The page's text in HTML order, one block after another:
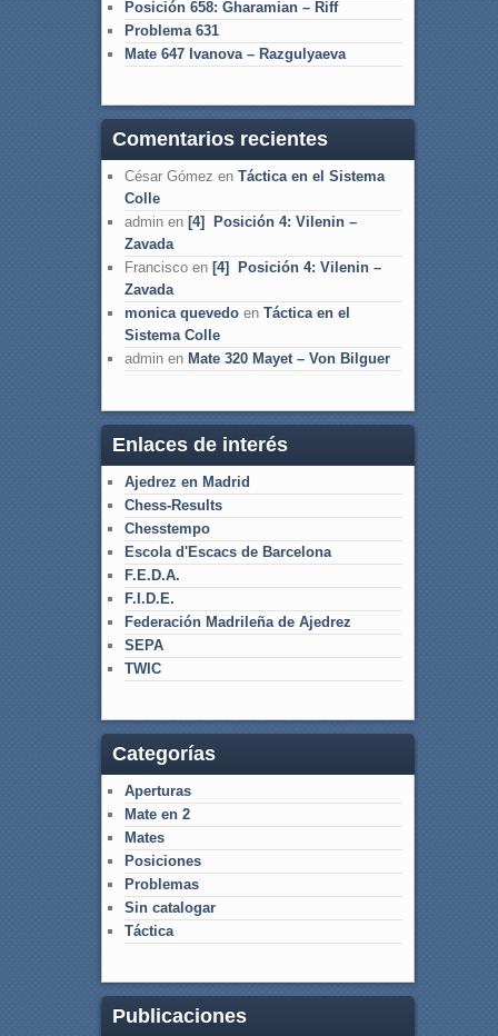
Posición 658: Gharamian – Riff
Problema 631
Mate 647 Ivanova – Razgulyaeva
Comentarios recientes
César Gómez en Táctica en el Sistema
Colle
adminen [4] Posición 4: Vilenin –
Zavada
Franciscoen [4] Posición 4: Vilenin –
Zavada
monica quevedoen Táctica en el
Sistema Colle
adminen Mate 320 Mayet – Von Bilguer
Enlaces de interés
Ajedrez en Madrid
Chess-Results
Chesstempo
Escola d'Escacs de Barcelona
F.E.D.A.
F.I.D.E.
Federación Madrileña de Ajedrez
SEPA
TWIC
Categorías
Aperturas
Mate en 2
Mates
Posiciones
Problemas
Sin catalogar
Táctica
Publicaciones